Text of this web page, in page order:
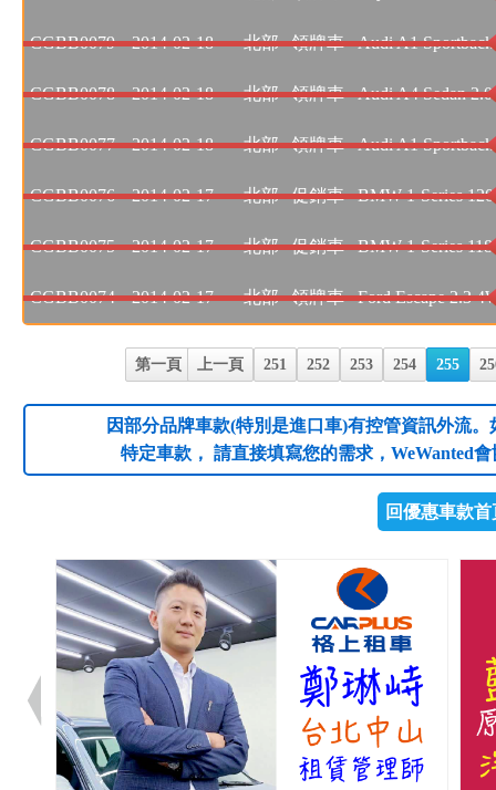
CGBB0079 2014-02-18 北部 領牌車 Audi A1
CGBB0078 2014-02-18 北部 領牌車 Audi A4 Sedan
CGBB0077 2014-02-18 北部 領牌車 Audi A1
CGBB0076 2014-02-17 北部 促銷車 BMW 1-Series
CGBB0075 2014-02-17 北部 促銷車 BMW 1-Series
CGBB0074 2014-02-17 北部 領牌車 Ford Escape 2.3
第一頁 上一頁 251 252 253 254 255
因部分品牌車款(特別是進口車)有控管資訊外流
特定車款， 請直接填寫您的需求，WeWanted
回優惠車款首